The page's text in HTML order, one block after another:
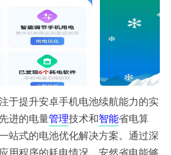
于提升安卓手机电池续航能力的实
进的电量管理技术和智能省电算
站式的电池优化解决方案。通过深
用程序的耗电情况，安然省电能够